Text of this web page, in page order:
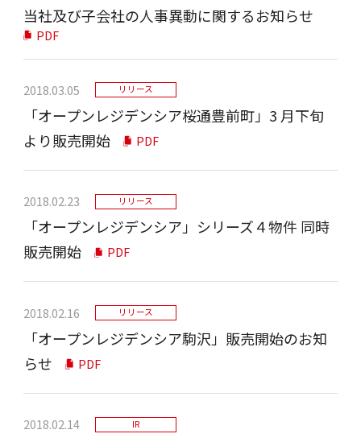
当社及び子会社の人事異動に関するお知らせ
PDF
2018.03.05 リリース
「オープンレジデンシア桜通豊前町」3 月下旬
より販売開始
PDF
2018.02.23 リリース
「オープンレジデンシア」シリーズ４物件 同時
販売開始
PDF
2018.02.16 リリース
「オープンレジデンシア駒沢」販売開始のお知
らせ
PDF
2018.02.14 IR